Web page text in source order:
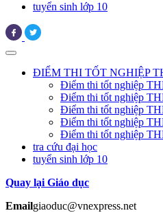
tuyển sinh lớp 10
ĐIỂM THI TỐT NGHIỆP
Điểm thi tốt nghiệp
Điểm thi tốt nghiệp
Điểm thi tốt nghiệp
Điểm thi tốt nghiệp
Điểm thi tốt nghiệp
tra cứu đại học
tuyển sinh lớp 10
Quay lại Giáo dục
Emailgiaoduc@vnexpress.net